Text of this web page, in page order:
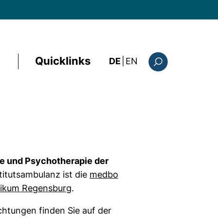
Quicklinks DE EN : the current page
und Psychotherapie der
ist die medbo
Regensburg(externer Link, öffnet neues
.
finden Sie auf der